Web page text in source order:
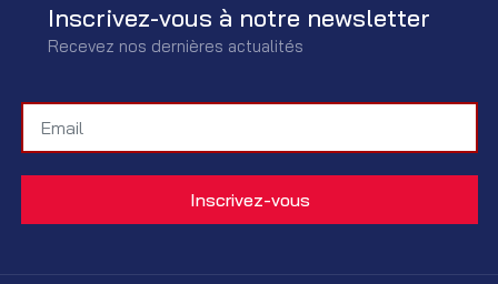
Inscrivez-vous à notre newsletter
Recevez nos dernières actualités